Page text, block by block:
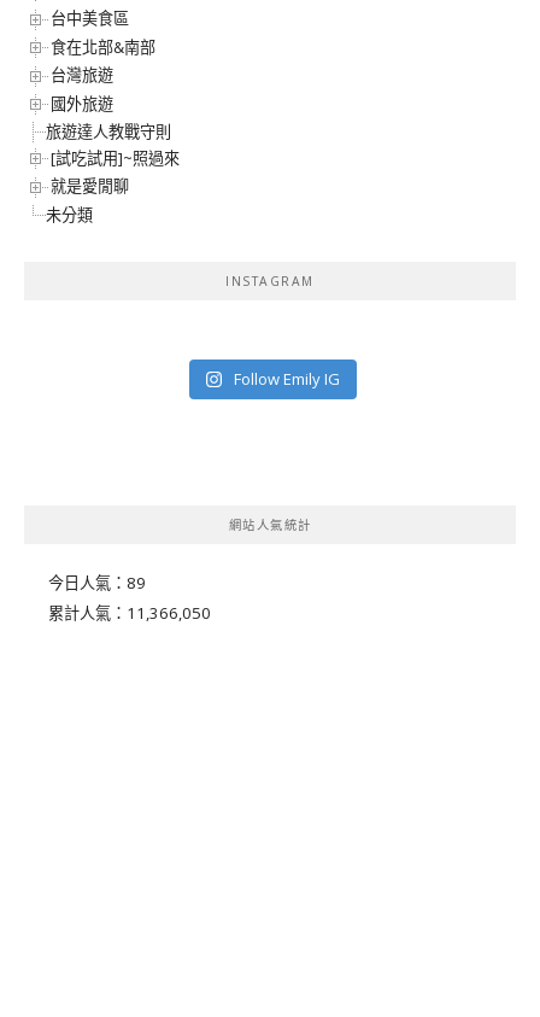
台中美食區
食在北部&南部
台灣旅遊
國外旅遊
旅遊達人教戰守則
[試吃試用]~照過來
就是愛閒聊
未分類
INSTAGRAM
Follow Emily IG
網站人氣統計
今日人氣： 89
累計人氣： 11,366,050